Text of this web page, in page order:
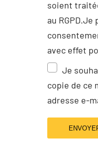
soient
au
avec effet
Je
copie de ce
adresse e-